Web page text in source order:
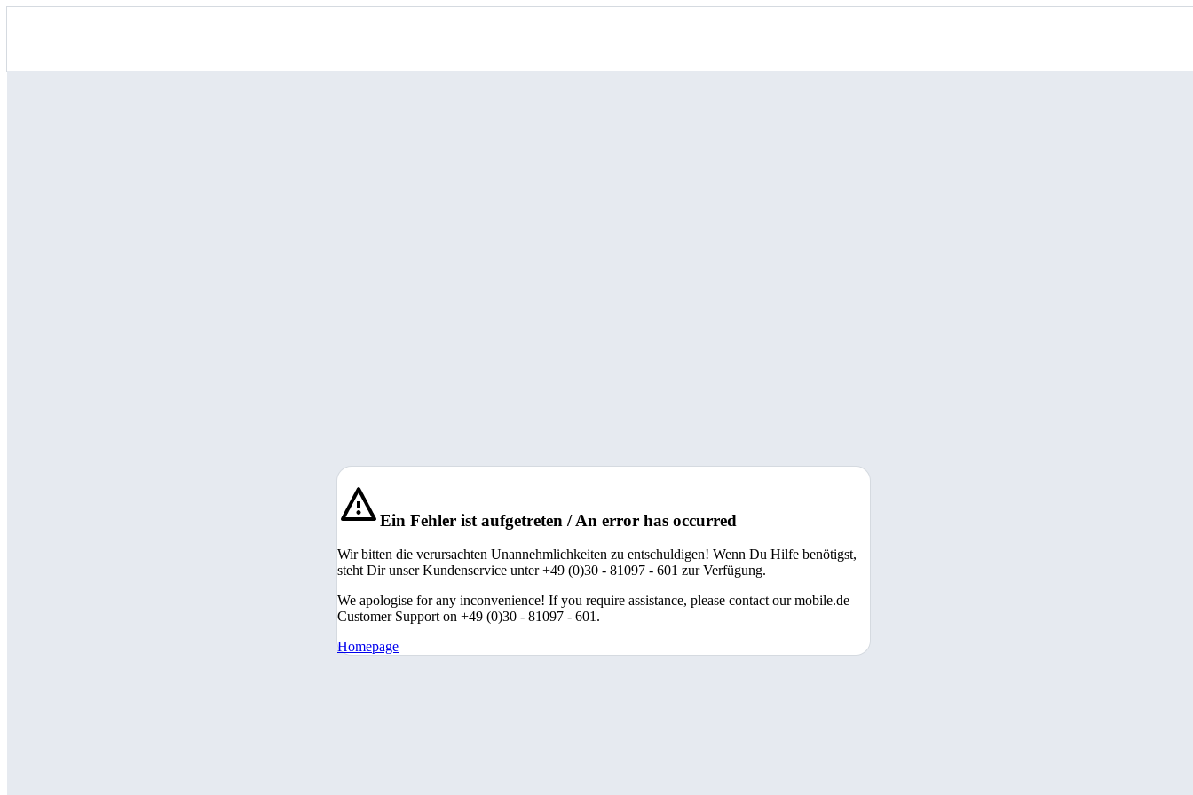
Ein Fehler ist aufgetreten / An error has occurred
Wir bitten die verursachten Unannehmlichkeiten zu entschuldigen! Wenn Du Hilfe benötigst,
steht Dir unser Kundenservice unter +49 (0)30 - 81097 - 601 zur Verfügung.
We apologise for any inconvenience! If you require assistance, please contact our mobile.de
Customer Support on +49 (0)30 - 81097 - 601.
Homepage